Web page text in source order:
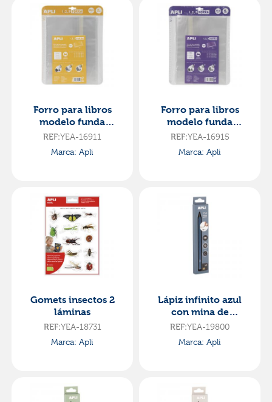
Forro para libros
modelo funda
28,5x53cm. 5
unidades
REF:YEA-16911
Marca: Apli
Forro para libros
modelo funda
29,5x53cm 5
unidades
REF:YEA-16915
Marca: Apli
Gomets insectos 2
láminas
REF:YEA-18731
Marca: Apli
Lápiz infinito azul
con mina de
recambio
REF:YEA-19800
Marca: Apli